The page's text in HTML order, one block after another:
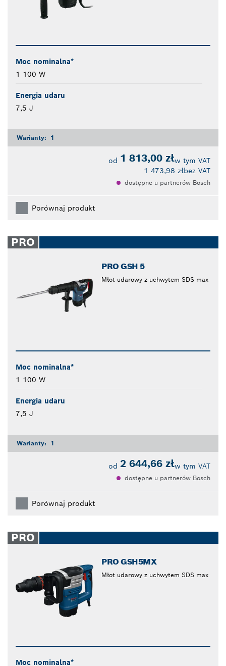
Moc nominalna*
1 100 W
Energia udaru
7,5 J
Warianty: 1
od 1 813,00 złw tym VAT
1 473,98 złbez VAT
dostępne u partnerów Bosch
Porównaj produkt
PRO
PRO GSH 5
Młot udarowy z uchwytem SDS max
Moc nominalna*
1 100 W
Energia udaru
7,5 J
Warianty: 1
od 2 644,66 złw tym VAT
dostępne u partnerów Bosch
Porównaj produkt
PRO
PRO GSH5MX
Młot udarowy z uchwytem SDS max
Moc nominalna*